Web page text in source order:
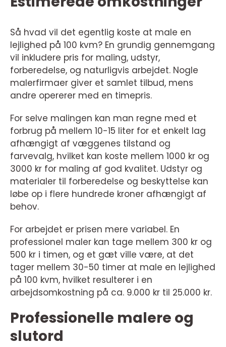
Så hvad vil det egentlig koste at male en
lejlighed på 100 kvm? En grundig gennemgang
vil inkludere pris for maling, udstyr,
forberedelse, og naturligvis arbejdet. Nogle
malerfirmaer giver et samlet tilbud, mens
andre opererer med en timepris.
For selve malingen kan man regne med et
forbrug på mellem 10-15 liter for et enkelt lag
afhængigt af væggenes tilstand og
farvevalg, hvilket kan koste mellem 1000 kr og
3000 kr for maling af god kvalitet. Udstyr og
materialer til forberedelse og beskyttelse kan
løbe op i flere hundrede kroner afhængigt af
behov.
For arbejdet er prisen mere variabel. En
professionel maler kan tage mellem 300 kr og
500 kr i timen, og et gæt ville være, at det
tager mellem 30-50 timer at male en lejlighed
på 100 kvm, hvilket resulterer i en
arbejdsomkostning på ca. 9.000 kr til 25.000 kr.
Professionelle malere og
slutord